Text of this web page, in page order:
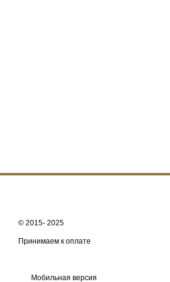
© 2015- 2025
Принимаем к оплате
Мобильная версия